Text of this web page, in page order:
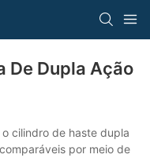
De Dupla Ação
cilindro de haste dupla
​​por meio de